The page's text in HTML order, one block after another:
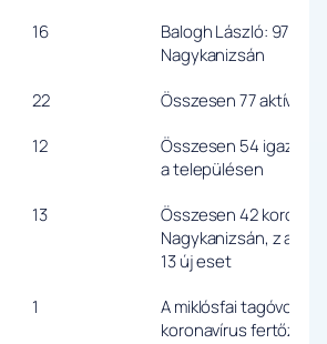
16
Balogh László: 97
Nagykanizsán
22
Összesen 77 aktív
12
Összesen 54 igazolt
a településen
13
Összesen 42
Nagykanizsán, z a
13 új eset
1
A miklósfai
koronavírus fertőzött